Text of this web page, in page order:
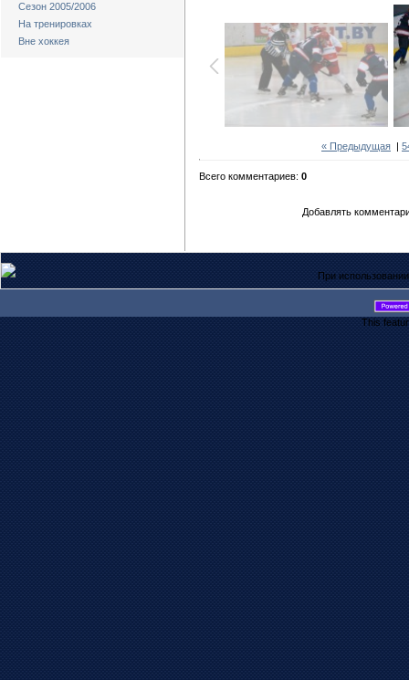
Сезон 2005/2006
На тренировках
Вне хоккея
« Предыдущая |
Всего комментариев: 0
Добавлять
При
This